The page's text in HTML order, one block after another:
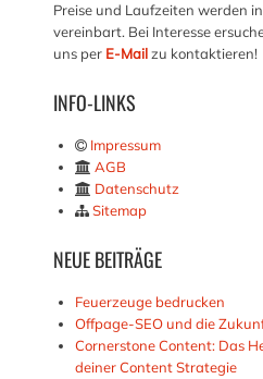
Preise und Laufzeiten werden
vereinbart. Bei Interesse
uns per E-Mailzu kontaktieren!
INFO-LINKS
Impressum
AGB
Datenschutz
Sitemap
NEUEBEITRÄGE
Feuerzeuge bedrucken
Offpage-SEO und die
Cornerstone Content: Das
deiner Content Strategie